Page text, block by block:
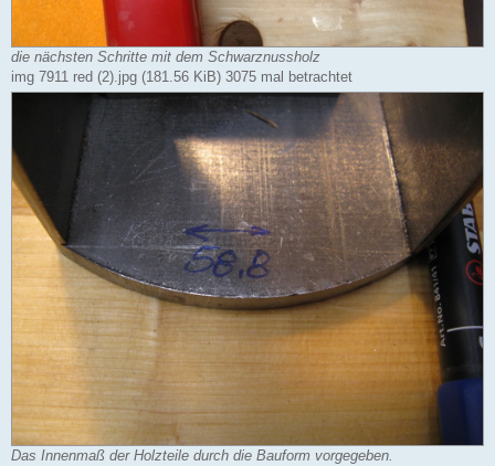
die nächsten Schritte mit dem Schwarznussholz
img 7911 red (2).jpg (181.56 KiB) 3075 mal betrachtet
Das Innenmaß der Holzteile durch die Bauform vorgegeben.